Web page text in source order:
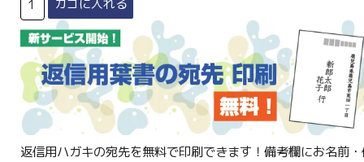
返信用ハガキの宛先を無料で印刷できます！備考欄にお名前